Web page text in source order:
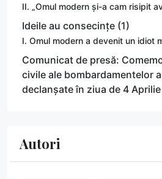
II. „Omul modern și-a cam risipit
Ideile au consecințe (1)
I. Omul modern a devenit un idiot
Comunicat de presă:
civile ale bombardamentelor
declanșate în ziua de 4
Autori